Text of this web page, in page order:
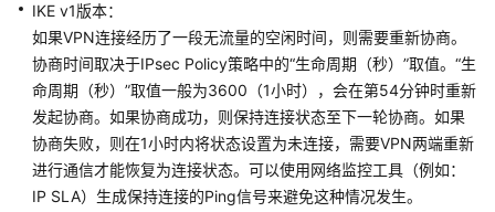
绍
计
费
说
明
快
IKE v1版本：
如果VPN连接经历了一段无流量的空闲时间，则需要重新协商。
协商时间取决于IPsec Policy策略中的“生命周期（秒）”取值。“生
命周期（秒）”取值一般为3600（1小时），会在第54分钟时重新
发起协商。如果协商成功，则保持连接状态至下一轮协商。如果
协商失败，则在1小时内将状态设置为未连接，需要VPN两端重新
进行通信才能恢复为连接状态。可以使用网络监控工具（例如：
IP SLA）生成保持连接的Ping信号来避免这种情况发生。